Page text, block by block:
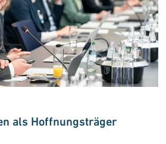
als Hoffnungs­träger